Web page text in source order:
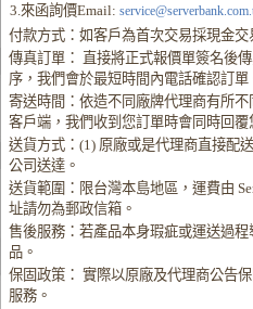
3.來函詢價Email:
付款方式：如客戶為首次交易採現金交
傳真訂單： 直接將正式報價單簽名後
序，我們會於最短時間內電話確認訂單
寄送時間：依造不同廠牌代理商有所
客戶端，我們收到您訂單時會同時回覆
送貨方式：(1) 原廠或是代理商直接配
公司送達。
送貨範圍：限台灣本島地區，運費由
址請勿為郵政信箱。
售後服務：若產品本身瑕疵或運送過
品。
保固政策： 實際以原廠及代理商公告
服務。